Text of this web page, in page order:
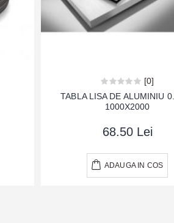
[0]
TABLA LISA DE ALUMINIU
1000X2000
68.50 Lei
ADAUGA IN COS